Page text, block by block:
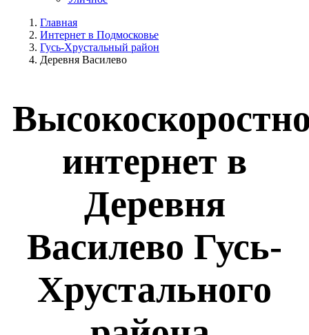
Главная
Интернет в Подмосковье
Гусь-Хрустальный район
Деревня Василево
интернет в
Деревня
Василево Гусь-
Хрустального